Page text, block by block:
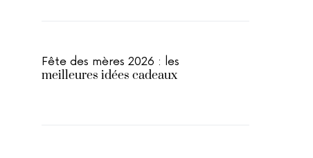
Fête des mères 2026 : les
meilleures idées cadeaux